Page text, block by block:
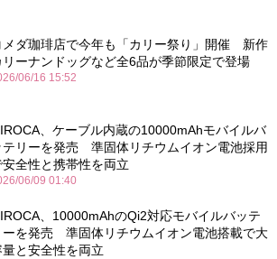
メダ珈琲店で今年も「カリー祭り」開催 新作
リーナンドッグなど全6品が季節限定で登場
06/16 15:52
、ケーブル内蔵の10000mAhモバイルバ
テリーを発売 準固体リチウムイオン電池採用
安全性と携帯性を両立
06/09 01:40
、10000mAhのQi2対応モバイルバッテ
ーを発売 準固体リチウムイオン電池搭載で大
量と安全性を両立